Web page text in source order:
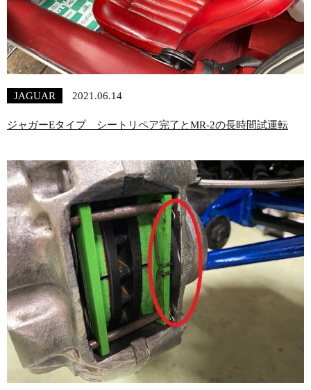
JAGUAR 2021.06.14
ジャガーEタイプ シートリペア完了とMR-2の長時間試運転